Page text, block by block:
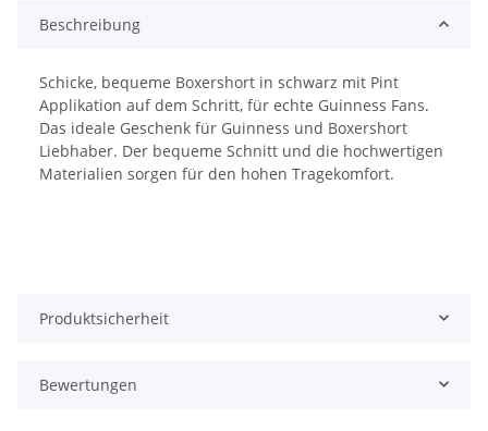
Beschreibung
Schicke, bequeme Boxershort in schwarz mit Pint
Applikation auf dem Schritt, für echte Guinness Fans.
Das ideale Geschenk für Guinness und Boxershort
Liebhaber. Der bequeme Schnitt und die hochwertigen
Materialien sorgen für den hohen Tragekomfort.
Produktsicherheit
Bewertungen